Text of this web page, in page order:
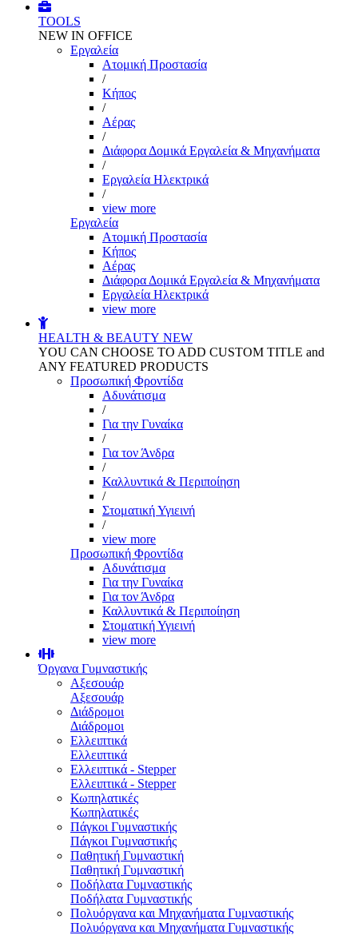
TOOLS
NEW IN OFFICE
Εργαλεία
Aτομική Προστασία
/
Kήπος
/
Αέρας
/
Διάφορα Δομικά Εργαλεία & Μηχανήματα
/
Εργαλεία Ηλεκτρικά
/
view more
Εργαλεία
Aτομική Προστασία
Kήπος
Αέρας
Διάφορα Δομικά Εργαλεία & Μηχανήματα
Εργαλεία Ηλεκτρικά
view more
HEALTH & BEAUTY NEW
YOU CAN CHOOSE TO ADD CUSTOM TITLE and
ANY FEATURED PRODUCTS
Προσωπική Φροντίδα
Αδυνάτισμα
/
Για την Γυναίκα
/
Για τον Άνδρα
/
Καλλυντικά & Περιποίηση
/
Στοματική Υγιεινή
/
view more
Προσωπική Φροντίδα
Αδυνάτισμα
Για την Γυναίκα
Για τον Άνδρα
Καλλυντικά & Περιποίηση
Στοματική Υγιεινή
view more
Όργανα Γυμναστικής
Αξεσουάρ
Αξεσουάρ
Διάδρομοι
Διάδρομοι
Ελλειπτικά
Ελλειπτικά
Ελλειπτικά - Stepper
Ελλειπτικά - Stepper
Κωπηλατικές
Κωπηλατικές
Πάγκοι Γυμναστικής
Πάγκοι Γυμναστικής
Παθητική Γυμναστική
Παθητική Γυμναστική
Ποδήλατα Γυμναστικής
Ποδήλατα Γυμναστικής
Πολυόργανα και Μηχανήματα Γυμναστικής
Πολυόργανα και Μηχανήματα Γυμναστικής